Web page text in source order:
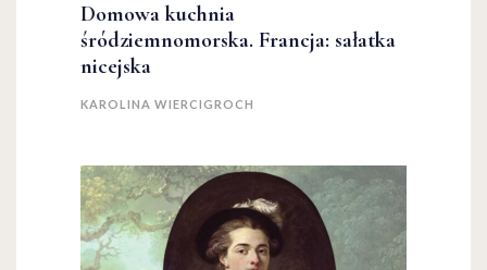
Domowa kuchnia
śródziemnomorska. Francja: sałatka
nicejska
KAROLINA WIERCIGROCH